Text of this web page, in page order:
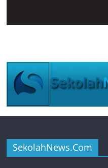
SekolahNews.Com